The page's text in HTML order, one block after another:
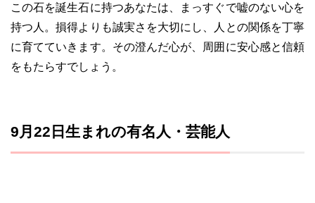
この石を誕生石に持つあなたは、まっすぐで嘘のない心を
持つ人。損得よりも誠実さを大切にし、人との関係を丁寧
に育てていきます。その澄んだ心が、周囲に安心感と信頼
をもたらすでしょう。
9月22日生まれの有名人・芸能人